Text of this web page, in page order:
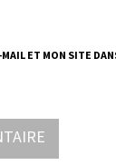
ET MON SITE